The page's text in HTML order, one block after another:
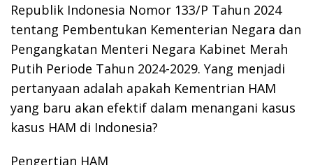
Republik Indonesia Nomor 133/P Tahun 2024
tentang Pembentukan Kementerian Negara dan
Pengangkatan Menteri Negara Kabinet Merah
Putih Periode Tahun 2024-2029. Yang menjadi
pertanyaan adalah apakah Kementrian HAM
yang baru akan efektif dalam menangani kasus
kasus HAM di Indonesia?
Pengertian HAM